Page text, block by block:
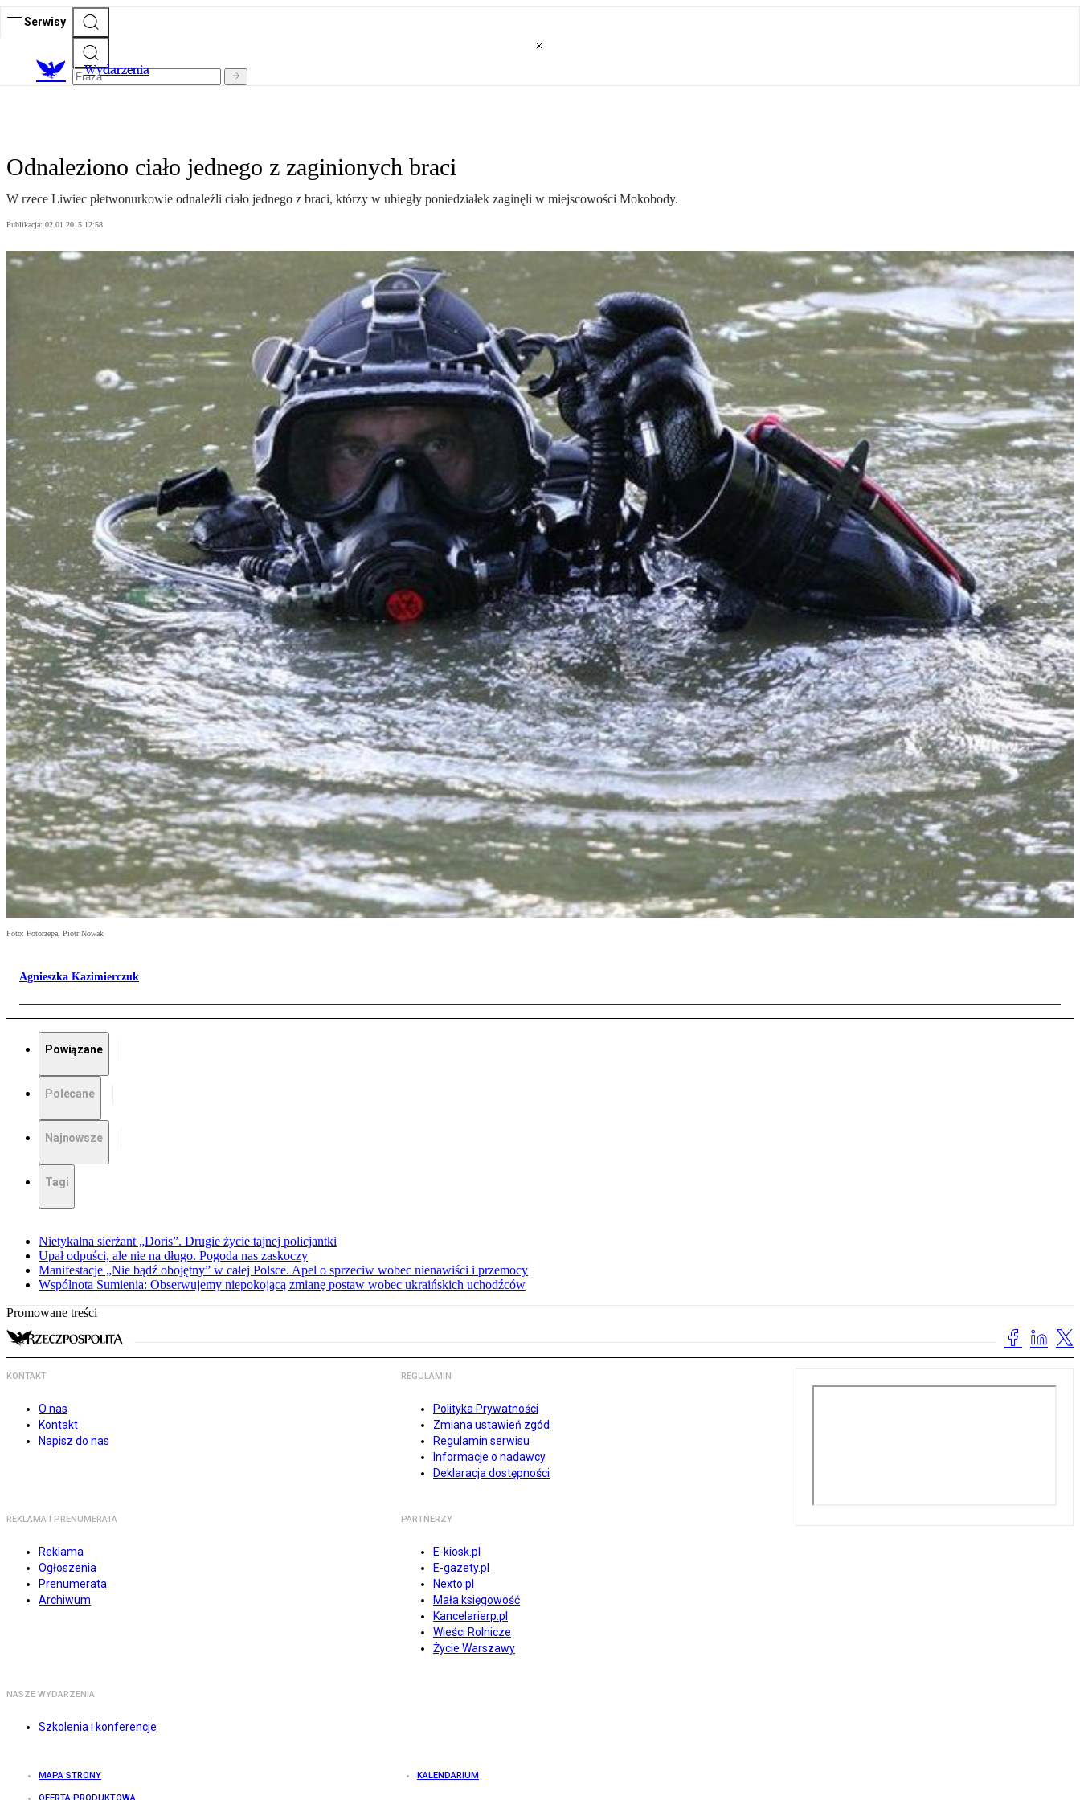
Serwisy
Wydarzenia
Odnaleziono ciało jednego z zaginionych braci
W rzece Liwiec płetwonurkowie odnaleźli ciało jednego z braci, którzy w ubiegły poniedziałek zaginęli w miejscowości Mokobody.
Publikacja: 02.01.2015 12:58
Foto: Fotorzepa, Piotr Nowak
Agnieszka Kazimierczuk
Powiązane
Polecane
Najnowsze
Tagi
Nietykalna sierżant „Doris”. Drugie życie tajnej policjantki
Upał odpuści, ale nie na długo. Pogoda nas zaskoczy
Manifestacje „Nie bądź obojętny” w całej Polsce. Apel o sprzeciw wobec nienawiści i przemocy
Wspólnota Sumienia: Obserwujemy niepokojącą zmianę postaw wobec ukraińskich uchodźców
Promowane treści
KONTAKT
O nas
Kontakt
Napisz do nas
REGULAMIN
Polityka Prywatności
Zmiana ustawień zgód
Regulamin serwisu
Informacje o nadawcy
Deklaracja dostępności
REKLAMA I PRENUMERATA
Reklama
Ogłoszenia
Prenumerata
Archiwum
PARTNERZY
E-kiosk.pl
E-gazety.pl
Nexto.pl
Mała księgowość
Kancelarierp.pl
Wieści Rolnicze
Życie Warszawy
NASZE WYDARZENIA
Szkolenia i konferencje
MAPA STRONY KALENDARIUM